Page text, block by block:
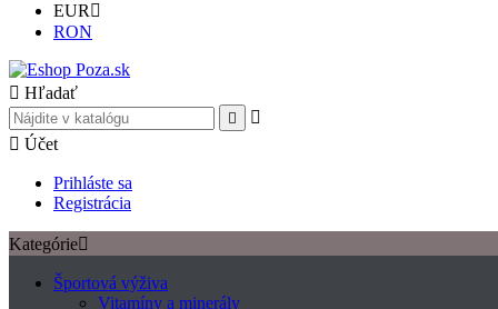
EUR 
RON
 Hľadať


 Účet
Prihláste sa
Registrácia
Kategórie
Športová výživa
Vitamíny a minerály